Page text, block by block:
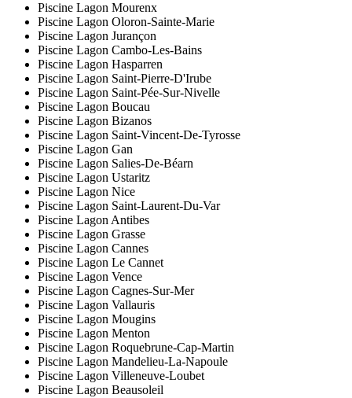
Piscine Lagon Mourenx
Piscine Lagon Oloron-Sainte-Marie
Piscine Lagon Jurançon
Piscine Lagon Cambo-Les-Bains
Piscine Lagon Hasparren
Piscine Lagon Saint-Pierre-D'Irube
Piscine Lagon Saint-Pée-Sur-Nivelle
Piscine Lagon Boucau
Piscine Lagon Bizanos
Piscine Lagon Saint-Vincent-De-Tyrosse
Piscine Lagon Gan
Piscine Lagon Salies-De-Béarn
Piscine Lagon Ustaritz
Piscine Lagon Nice
Piscine Lagon Saint-Laurent-Du-Var
Piscine Lagon Antibes
Piscine Lagon Grasse
Piscine Lagon Cannes
Piscine Lagon Le Cannet
Piscine Lagon Vence
Piscine Lagon Cagnes-Sur-Mer
Piscine Lagon Vallauris
Piscine Lagon Mougins
Piscine Lagon Menton
Piscine Lagon Roquebrune-Cap-Martin
Piscine Lagon Mandelieu-La-Napoule
Piscine Lagon Villeneuve-Loubet
Piscine Lagon Beausoleil